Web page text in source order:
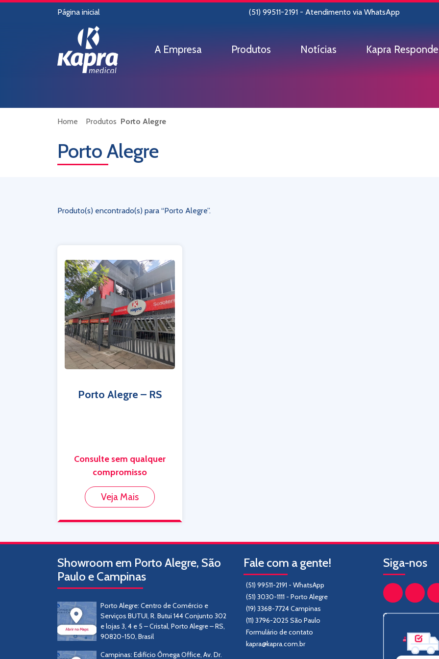
Página inicial (51) 99511-2191 - Atendimento via WhatsApp
A Empresa Produtos Notícias Kapra Responde
Home Produtos Porto Alegre
Porto Alegre
Produto(s) encontrado(s) para “Porto Alegre”.
Porto Alegre – RS
Consulte sem qualquer
compromisso
Veja Mais
Showroom em Porto Alegre, São
Paulo e Campinas
Porto Alegre: Centro de Comércio e
Serviços BUTUI, R. Butui 144 Conjunto 302
e lojas 3, 4 e 5 – Cristal, Porto Alegre – RS,
90820-150, Brasil
Campinas: Edifício Ômega Office, Av. Dr.
Fale com a gente!
(51) 99511-2191 - WhatsApp
(51) 3030-1111 - Porto Alegre
(19) 3368-7724 Campinas
(11) 3796-2025 São Paulo
Formulário de contato
kapra@kapra.com.br
Siga-nos